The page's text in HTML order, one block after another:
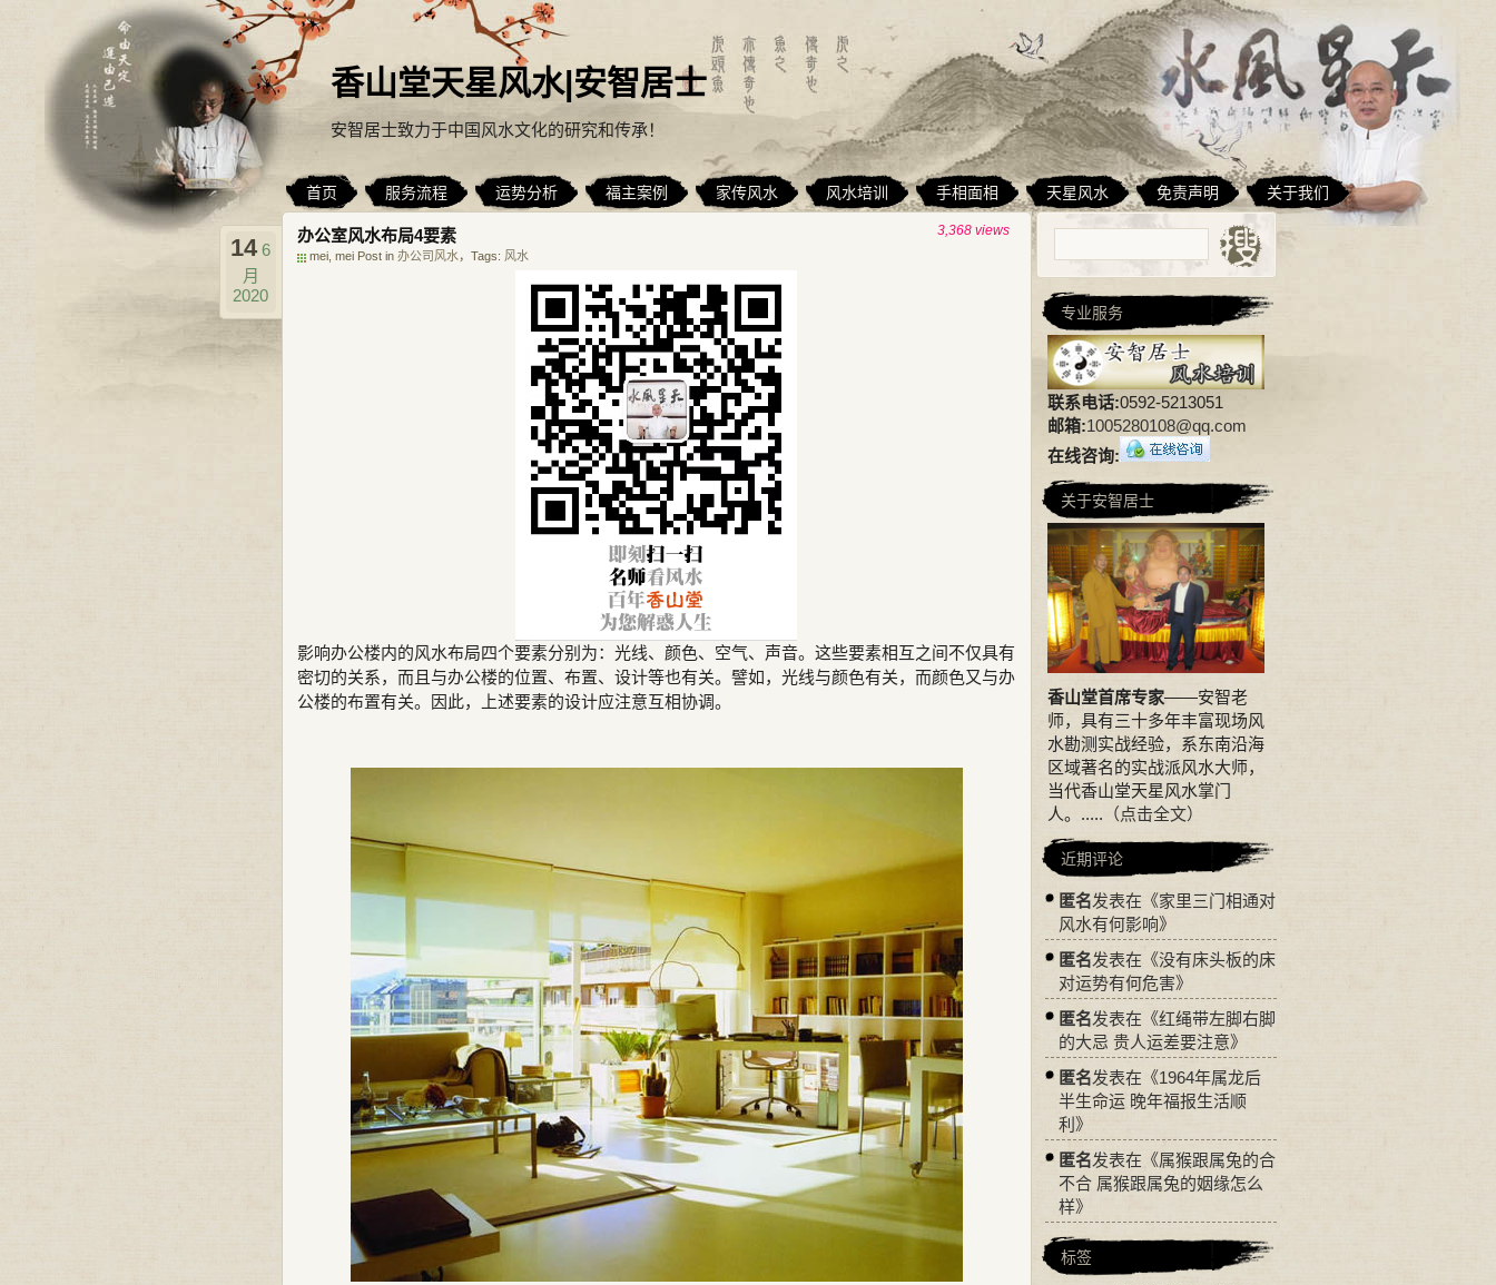
香山堂天星风水|安智居士
安智居士致力于中国风水文化的研究和传承！
首页 服务流程 运势分析 福主案例 家传风水 风水培训 手相面相 天星风水 免责声明 关于我们
办公室风水布局4要素
mei, mei Post in 办公司风水，Tags: 风水
14 6
月
2020
3,368 views
影响办公楼内的风水布局四个要素分别为：光线、颜色、空气、声音。这些要素相互之间不仅具有
密切的关系，而且与办公楼的位置、布置、设计等也有关。譬如，光线与颜色有关，而颜色又与办
公楼的布置有关。因此，上述要素的设计应注意互相协调。
专业服务
联系电话:0592-5213051
邮箱:1005280108@qq.com
在线咨询:
关于安智居士
香山堂首席专家——安智老
师，具有三十多年丰富现场风
水勘测实战经验，系东南沿海
区域著名的实战派风水大师，
当代香山堂天星风水掌门
人。..... （点击全文）
近期评论
匿名发表在《家里三门相通对
风水有何影响》
匿名发表在《没有床头板的床
对运势有何危害》
匿名发表在《红绳带左脚右脚
的大忌 贵人运差要注意》
匿名发表在《1964年属龙后
半生命运 晚年福报生活顺
利 》
匿名发表在《属猴跟属兔的合
不合 属猴跟属兔的姻缘怎么
样》
标签